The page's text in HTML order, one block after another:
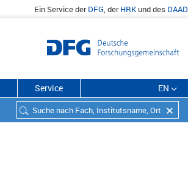
Ein Service derDFG, derHRKund des DAAD
Service
EN